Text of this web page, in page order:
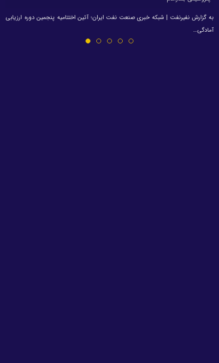
به گزارش نفیرنفت | شبکه خبری صنعت نفت ایران؛ آئین اختتامیه پنجمین دوره ارزیابی
آمادگی…